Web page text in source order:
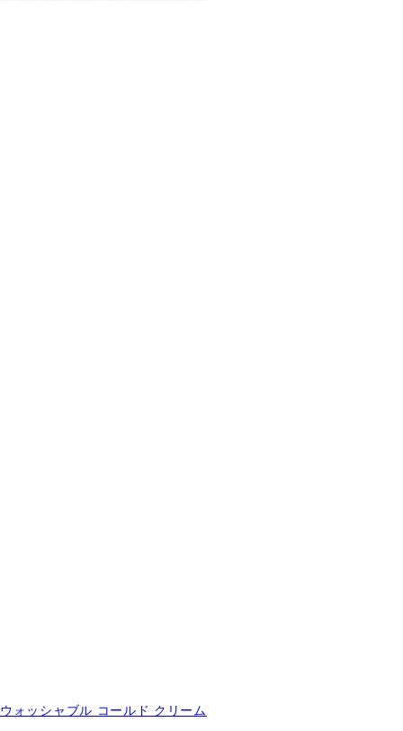
ウォッシャブル コールド クリーム